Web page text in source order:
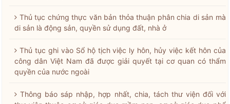
Thủ tục chứng thực văn bản thỏa thuận phân chia di sản mà
di sản là động sản, quyền sử dụng đất, nhà ở
Thủ tục ghi vào Sổ hộ tịch việc ly hôn, hủy việc kết hôn của
công dân Việt Nam đã được giải quyết tại cơ quan có thẩm
quyền của nước ngoài
Thông báo sáp nhập, hợp nhất, chia, tách thư viện đối với